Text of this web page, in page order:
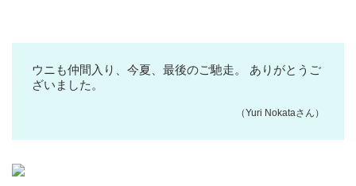
ウニも仲間入り、今夏、最後のご馳走。 ありがとうご
ざいました。
（Yuri Nokataさん）